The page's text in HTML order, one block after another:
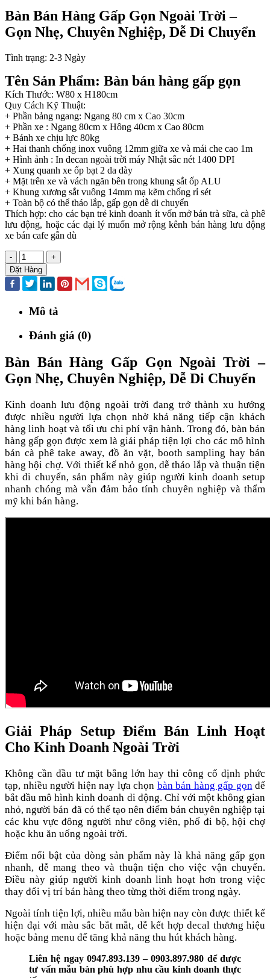
Bàn Bán Hàng Gấp Gọn Ngoài Trời –
Gọn Nhẹ, Chuyên Nghiệp, Dễ Di Chuyển
Tình trạng: 2-3 Ngày
Tên Sản Phẩm: Bàn bán hàng gấp gọn
Kích Thước: W80 x H180cm
Quy Cách Kỹ Thuật:
+ Phần bảng ngang: Ngang 80 cm x Cao 30cm
+ Phần xe : Ngang 80cm x Hông 40cm x Cao 80cm
+ Bánh xe chịu lực 80kg
+ Hai thanh chống inox vuông 12mm giữa xe và mái che cao 1m
+ Hình ảnh : In decan ngoài trời máy Nhật sắc nét 1400 DPI
+ Xung quanh xe ốp bạt 2 da dày
+ Mặt trên xe và vách ngăn bên trong khung sắt ốp ALU
+ Khung xương sắt vuông 14mm mạ kẽm chống rỉ sét
+ Toàn bộ có thể tháo lắp, gấp gọn dễ di chuyển
Thích hợp: cho các bạn trẻ kinh doanh ít vốn mở bán trà sữa, cà phê
lưu động, hoặc các đại lý muốn mở rộng kênh bán hàng lưu động
xe bán cafe gắn dù
-
+
Đặt Hàng
Mô tả
Đánh giá (0)
Bàn Bán Hàng Gấp Gọn Ngoài Trời –
Gọn Nhẹ, Chuyên Nghiệp, Dễ Di Chuyển
Kinh doanh lưu động ngoài trời đang trở thành xu hướng
được nhiều người lựa chọn nhờ khả năng tiếp cận khách
hàng linh hoạt và tối ưu chi phí vận hành. Trong đó, bàn bán
hàng gấp gọn được xem là giải pháp tiện lợi cho các mô hình
bán cà phê take away, đồ ăn vặt, booth sampling hay bán
hàng hội chợ. Với thiết kế nhỏ gọn, dễ tháo lắp và thuận tiện
khi di chuyển, sản phẩm này giúp người kinh doanh setup
nhanh chóng mà vẫn đảm bảo tính chuyên nghiệp và thẩm
mỹ khi bán hàng.
Giải Pháp Setup Điểm Bán Linh Hoạt
Cho Kinh Doanh Ngoài Trời
Không cần đầu tư mặt bằng lớn hay thi công cố định phức
tạp, nhiều người hiện nay lựa chọn bàn bán hàng gấp gọnđể
bắt đầu mô hình kinh doanh di động. Chỉ với một không gian
nhỏ, người bán đã có thể tạo nên điểm bán chuyên nghiệp tại
các khu vực đông người như công viên, phố đi bộ, hội chợ
hoặc khu ăn uống ngoài trời.
Điểm nổi bật của dòng sản phẩm này là khả năng gấp gọn
nhanh, dễ mang theo và thuận tiện cho việc vận chuyển.
Điều này giúp người kinh doanh linh hoạt hơn trong việc
thay đổi vị trí bán hàng theo từng thời điểm trong ngày.
Ngoài tính tiện lợi, nhiều mẫu bàn hiện nay còn được thiết kế
hiện đại với màu sắc bắt mắt, dễ kết hợp decal thương hiệu
hoặc bảng menu để tăng khả năng thu hút khách hàng.
Liên hệ ngay 0947.893.139 – 0903.897.980 để được
tư vấn mẫu bàn phù hợp nhu cầu kinh doanh thực